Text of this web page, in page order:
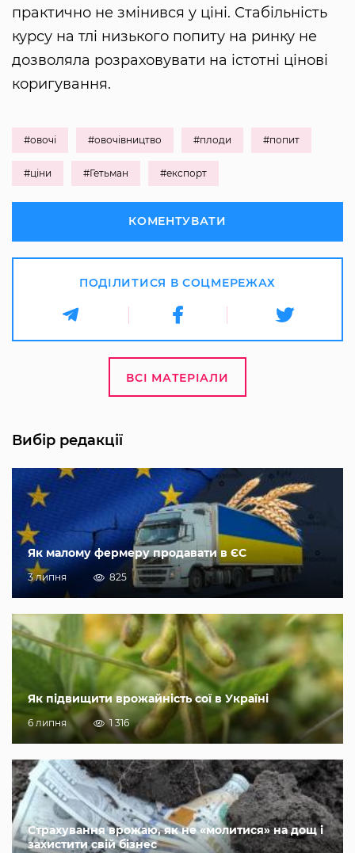
практично не змінився у ціні. Стабільність
курсу на тлі низького попиту на ринку не
дозволяла розраховувати на істотні цінові
коригування.
#овочі #овочівництво #плоди #попит
#ціни #Гетьман #експорт
КОМЕНТУВАТИ
ПОДІЛИТИСЯ В СОЦМЕРЕЖАХ
ВСІ МАТЕРІАЛИ
Вибір редакції
Як малому фермеру продавати в ЄС
3 липня 825
Як підвищити врожайність сої в Україні
6 липня 1 316
Страхування врожаю, як не «молитися» на дощ і
захистити свій бізнес